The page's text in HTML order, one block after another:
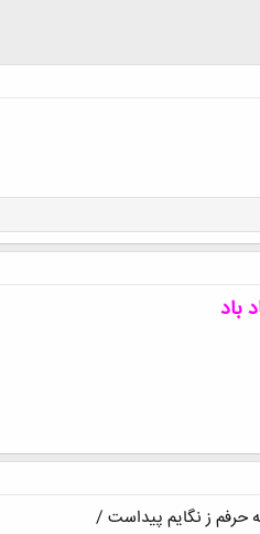
باد
حرفم ز نگایم پیداست /